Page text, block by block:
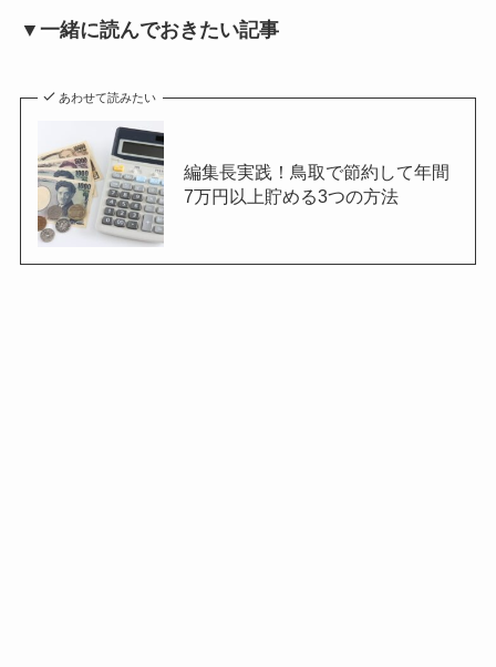
▼一緒に読んでおきたい記事
あわせて読みたい
編集長実践！鳥取で節約して年間
7万円以上貯める3つの方法